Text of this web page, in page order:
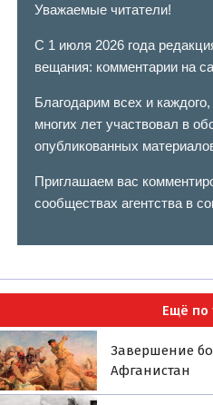
Уважаемые читатели!
С 1 июля 2026 года
вещания: комментарии на
Благодарим всех и
многих лет участвовал в
опубликованных
Приглашаем вас
сообществах агентства в
Ещё по
Завершение
Афганистан